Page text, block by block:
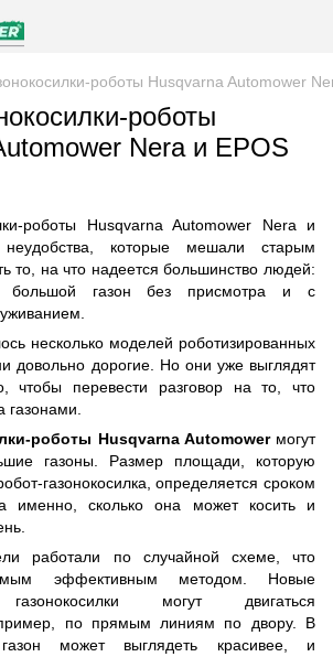
роботы Husqvarna Automower
роботы
Nera и EPOS
роботы Husqvarna Automower Nera и
неудобства, которые мешали старым
то, на что надеется большинство людей:
большой газон без присмотра и с
несколько моделей роботизированных
довольно дорогие. Но они уже выглядят
чтобы перевести разговор на то, что
газонами.
роботы Husqvarna Automowerмогут
газоны. Размер площади, которую
газонокосилка, определяется сроком
именно, сколько она может косить и
работали по случайной схеме, что
эффективным методом. Новые
газонокосилки могут двигаться
по прямым линиям по двору. В
может выглядеть красивее, и